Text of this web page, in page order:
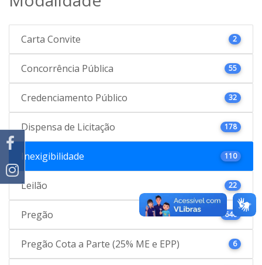
Carta Convite 2
Concorrência Pública 55
Credenciamento Público 32
Dispensa de Licitação 178
Inexigibilidade 110
Leilão 22
Pregão 646
Pregão Cota a Parte (25% ME e EPP) 6